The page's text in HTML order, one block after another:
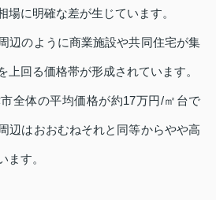
場に明確な差が生じています。
辺のように商業施設や共同住宅が集
上回る価格帯が形成されています。
全体の平均価格が約17万円/㎡台で
辺はおおむねそれと同等からやや高
ます。